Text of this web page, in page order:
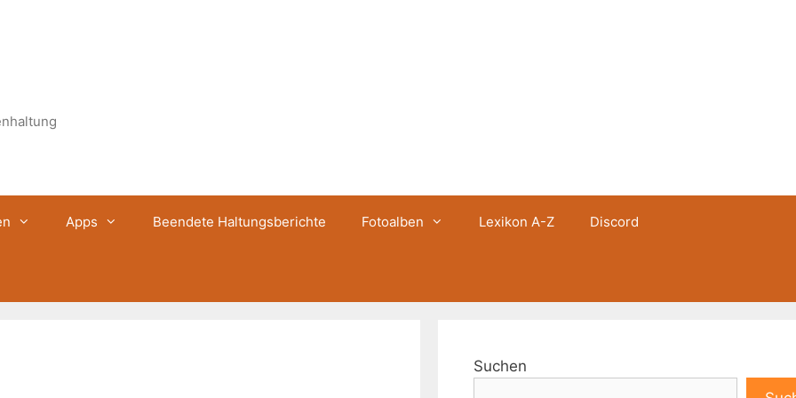
Apps Beendete Haltungsberichte Fotoalben Lexikon A-Z Discord
Suchen